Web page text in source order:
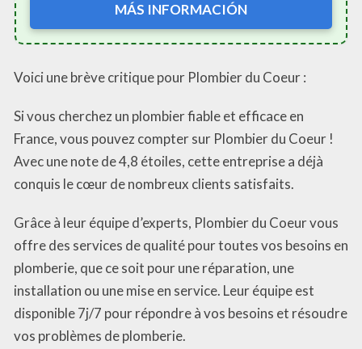
MÁS INFORMACIÓN
Voici une brève critique pour Plombier du Coeur :
Si vous cherchez un plombier fiable et efficace en
France, vous pouvez compter sur Plombier du Coeur !
Avec une note de 4,8 étoiles, cette entreprise a déjà
conquis le cœur de nombreux clients satisfaits.
Grâce à leur équipe d’experts, Plombier du Coeur vous
offre des services de qualité pour toutes vos besoins en
plomberie, que ce soit pour une réparation, une
installation ou une mise en service. Leur équipe est
disponible 7j/7 pour répondre à vos besoins et résoudre
vos problèmes de plomberie.